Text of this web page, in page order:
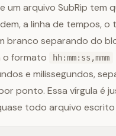
um arquivo SubRip tem
a linha de tempos, o
branco separando do
o formato
hh:mm:ss,mmm
e milissegundos,
ponto. Essa vírgula é
todo arquivo escrito